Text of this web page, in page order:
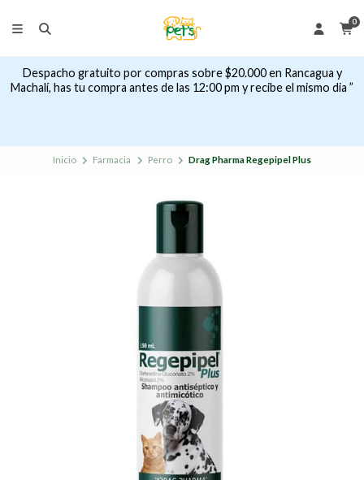
0
Despacho gratuito por compras sobre $20.000 en Rancagua y
Machalí, has tu compra antes de las 12:00 pm y recibe el mismo dia ”
Inicio Farmacia Perro Drag Pharma Regepipel Plus